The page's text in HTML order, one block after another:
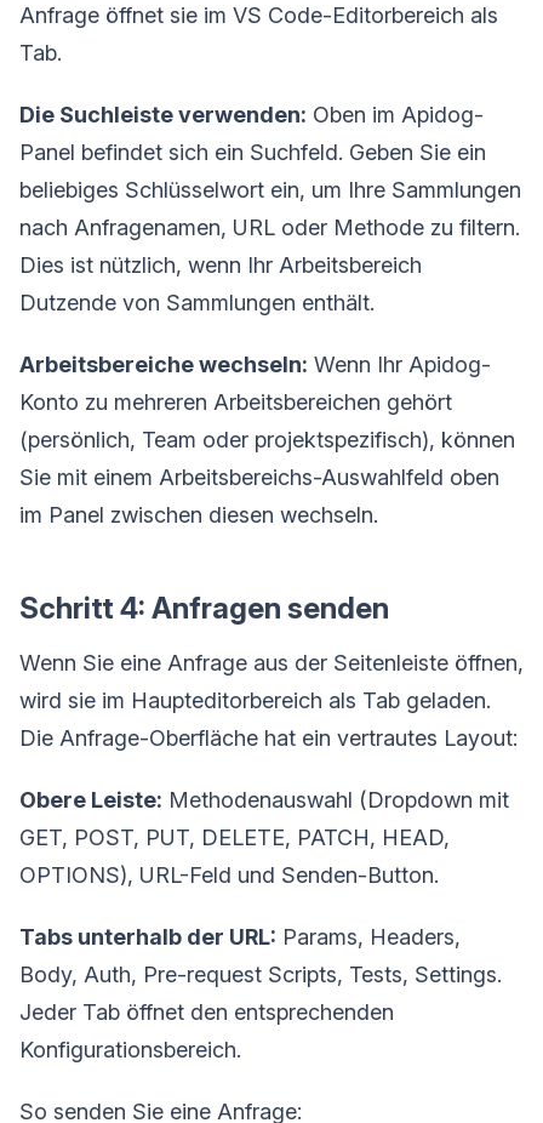
Anfrage öffnet sie im VS Code-Editorbereich als
Tab.
Die Suchleiste verwenden: Oben im Apidog-
Panel befindet sich ein Suchfeld. Geben Sie ein
beliebiges Schlüsselwort ein, um Ihre Sammlungen
nach Anfragenamen, URL oder Methode zu filtern.
Dies ist nützlich, wenn Ihr Arbeitsbereich
Dutzende von Sammlungen enthält.
Arbeitsbereiche wechseln: Wenn Ihr Apidog-
Konto zu mehreren Arbeitsbereichen gehört
(persönlich, Team oder projektspezifisch), können
Sie mit einem Arbeitsbereichs-Auswahlfeld oben
im Panel zwischen diesen wechseln.
Schritt 4: Anfragen senden
Wenn Sie eine Anfrage aus der Seitenleiste öffnen,
wird sie im Haupteditorbereich als Tab geladen.
Die Anfrage-Oberfläche hat ein vertrautes Layout:
Obere Leiste: Methodenauswahl (Dropdown mit
GET, POST, PUT, DELETE, PATCH, HEAD,
OPTIONS), URL-Feld und Senden-Button.
Tabs unterhalb der URL: Params, Headers,
Body, Auth, Pre-request Scripts, Tests, Settings.
Jeder Tab öffnet den entsprechenden
Konfigurationsbereich.
So senden Sie eine Anfrage: